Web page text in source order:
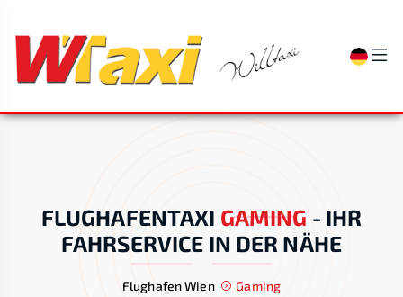
FLUGHAFENTAXI GAMING - IHR
FAHRSERVICE IN DER NÄHE
Flughafen Wien Gaming